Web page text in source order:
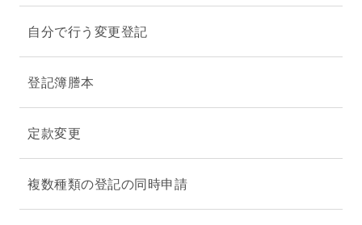
自分で行う変更登記
登記簿謄本
定款変更
複数種類の登記の同時申請